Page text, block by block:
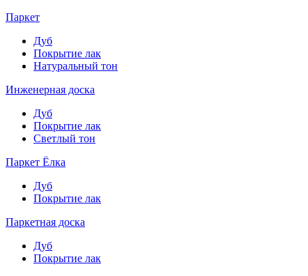
Паркет
Дуб
Покрытие лак
Натуральный тон
Инженерная доска
Дуб
Покрытие лак
Светлый тон
Паркет Ёлка
Дуб
Покрытие лак
Паркетная доска
Дуб
Покрытие лак